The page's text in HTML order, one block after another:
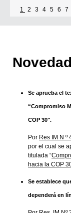
1 2 3 4 5 6 7
Se aprueba el
“Compromiso
COP 30".
Por Res IM N º
por el cual se
titulada “
hacia la COP
Se establece
dependerá en